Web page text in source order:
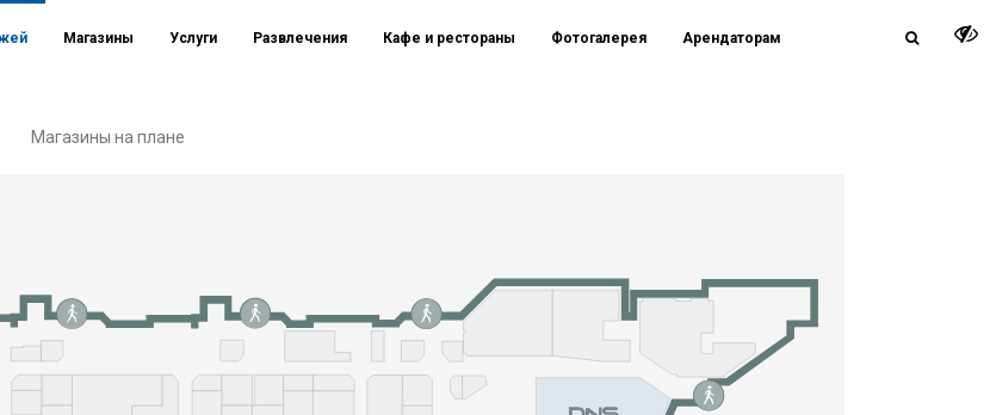
Магазины Услуги Развлечения Кафе и рестораны Фотогалерея Арендаторам
Магазины на плане